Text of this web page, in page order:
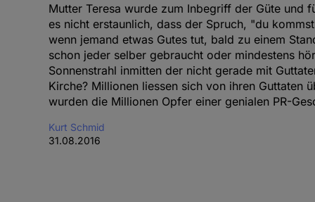
Mutter Teresa wurde zum Inbegriff der Güte und
es nicht erstaunlich, dass der Spruch, "du
wenn jemand etwas Gutes tut, bald zu einem
schon jeder selber gebraucht oder mindestens
Sonnenstrahl inmitten der nicht gerade mit
Kirche? Millionen liessen sich von ihren Guttaten
wurden die Millionen Opfer einer genialen PR-
Kurt Schmid
31.08.2016